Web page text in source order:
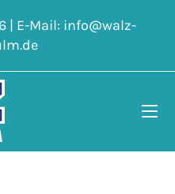
| E-Mail: info@walz-